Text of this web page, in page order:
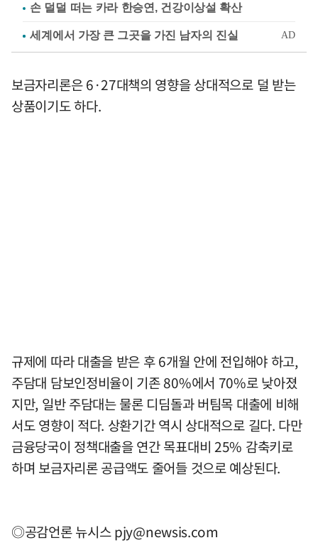
손 덜덜 떠는 카라 한승연, 건강이상설 확산
보금자리론은 6·27대책의 영향을 상대적으로 덜 받는
상품이기도 하다.
규제에 따라 대출을 받은 후 6개월 안에 전입해야 하고,
주담대 담보인정비율이 기존 80%에서 70%로 낮아졌
지만, 일반 주담대는 물론 디딤돌과 버팀목 대출에 비해
서도 영향이 적다. 상환기간 역시 상대적으로 길다. 다만
금융당국이 정책대출을 연간 목표대비 25% 감축키로
하며 보금자리론 공급액도 줄어들 것으로 예상된다.
◎공감언론 뉴시스pjy@newsis.com